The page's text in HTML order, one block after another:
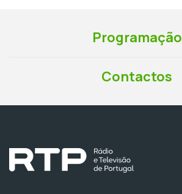
Programação
Contactos